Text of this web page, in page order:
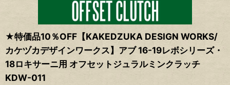
★特価品10％OFF【KAKEDZUKA DESIGN WORKS/
カケヅカデザインワークス】アブ 16-19レボシリーズ・
18ロキサーニ用 オフセットジュラルミンクラッチ
KDW-011